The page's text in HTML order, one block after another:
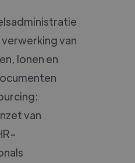
van
lonen en
van